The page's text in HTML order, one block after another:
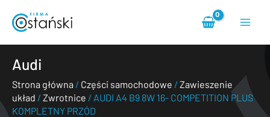
treści
Audi
Strona główna / Części samochodowe / Zawieszenie
układ / Zwrotnice / AUDI A4 B9 8W 16- COMPETITION PLUS
KOMPLETNY PRZÓD